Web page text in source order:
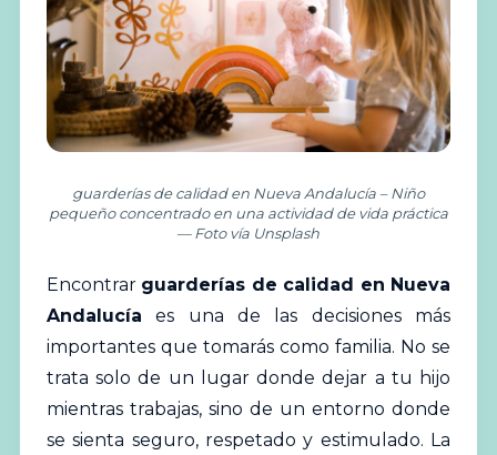
guarderías de calidad en Nueva Andalucía – Niño
pequeño concentrado en una actividad de vida práctica
— Foto vía Unsplash
Encontrar guarderías de calidad en Nueva
Andalucía es una de las decisiones más
importantes que tomarás como familia. No se
trata solo de un lugar donde dejar a tu hijo
mientras trabajas, sino de un entorno donde
se sienta seguro, respetado y estimulado. La